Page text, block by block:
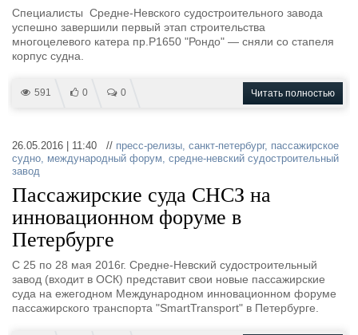
Специалисты Средне-Невского судостроительного завода
успешно завершили первый этап строительства
многоцелевого катера пр.Р1650 "Рондо" — сняли со стапеля
корпус судна.
591 0 0 Читать полностью
26.05.2016 | 11:40 // пресс-релизы, санкт-петербург, пассажирское
судно, международный форум, средне-невский судостроительный
завод
Пассажирские суда СНСЗ на
инновационном форуме в
Петербурге
С 25 по 28 мая 2016г. Средне-Невский судостроительный
завод (входит в ОСК) представит свои новые пассажирские
суда на ежегодном Международном инновационном форуме
пассажирского транспорта "SmartTransport" в Петербурге.